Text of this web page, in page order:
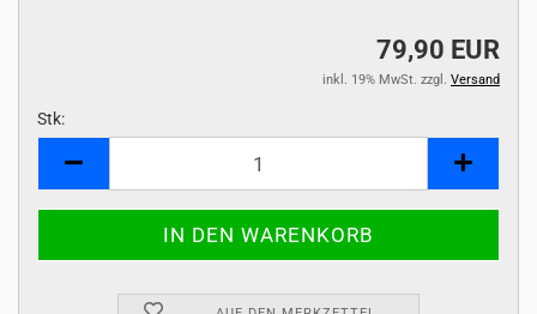
79,90 EUR
inkl. 19% MwSt. zzgl. Versand
Stk: